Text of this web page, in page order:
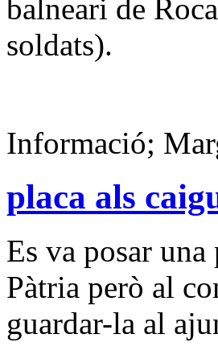
balneari de
soldats).
Informació;
placa als
Es va posar
Pàtria però al
guardar-la al